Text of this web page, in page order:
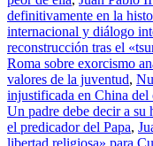
definitivamente en la
internacional y diálogo
reconstrucción tras el
Roma sobre exorcismo
valores de la juventud,
injustificada en China
Un padre debe decir a su
el predicador del Papa,
libertad religiosa» para